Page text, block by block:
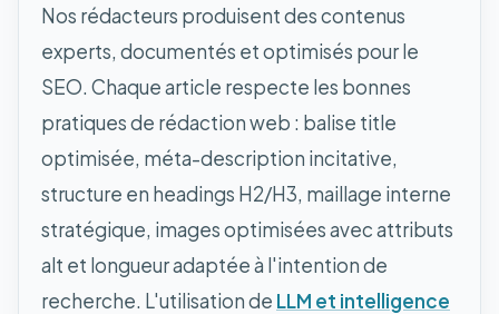
Nos rédacteurs produisent des contenus
experts, documentés et optimisés pour le
SEO. Chaque article respecte les bonnes
pratiques de rédaction web : balise title
optimisée, méta-description incitative,
structure en headings H2/H3, maillage interne
stratégique, images optimisées avec attributs
alt et longueur adaptée à l'intention de
recherche. L'utilisation de LLM et intelligence